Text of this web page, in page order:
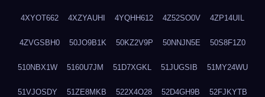
4XYOT662 4XZYAUHI 4YQHH612 4Z52SO0V 4ZP14UIL
4ZVGSBH0 50JO9B1K 50KZ2V9P 50NNJN5E 50S8F1Z0
510NBX1W 5160U7JM 51D7XGKL 51JUGSIB 51MY24WU
51VJOSDY 51ZE8MKB 522X4O28 52D4GH9B 52FJKYTB